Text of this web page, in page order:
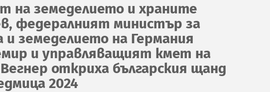
на земеделието и храните
федералният министър за
и земеделието на Германия
и управляващият кмет на
откриха българския щанд
2024